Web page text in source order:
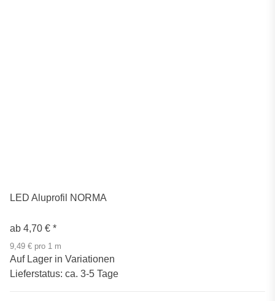
LED Aluprofil NORMA
ab 4,70 € *
9,49 € pro 1 m
Auf Lager in Variationen
Lieferstatus: ca. 3-5 Tage